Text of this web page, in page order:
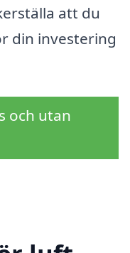
att du
din investering
och utan